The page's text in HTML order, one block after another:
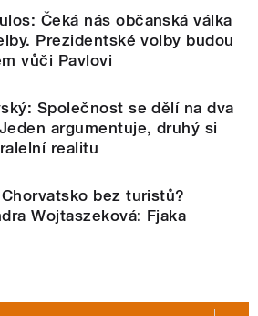
Čeká nás občanská válka
Prezidentské volby budou
vůči Pavlovi
Společnost se dělí na dva
argumentuje, druhý si
realitu
bez turistů?
Wojtaszeková: Fjaka